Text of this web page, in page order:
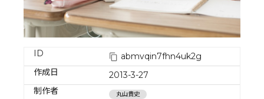
ID
abmvqin7fhn4uk2g
作成日
2013-3-27
制作者
丸山貴史